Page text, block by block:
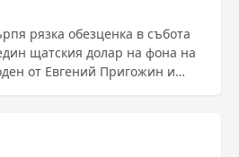
рязка обезценка в събота
щатския долар на фона на
от Евгений Пригожин и